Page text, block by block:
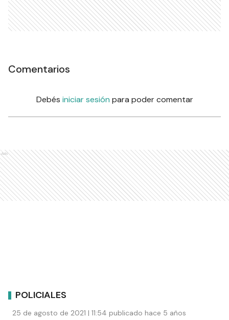
Comentarios
Debés iniciar sesión para poder comentar
Ads
POLICIALES
25 de agosto de 2021 | 11:54 publicado hace 5 años